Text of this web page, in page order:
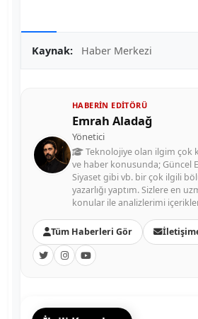
Kaynak: Haber Merkezi
HABERIN EDITÖRÜ
Emrah Aladağ
Yönetici
Teknolojiye olan ilgim çok
ve haber konusunda; Güncel
Siyaset gibi vb. bir çok ilgili
yazarlığı yaptım. Sizlere en
konular ile analizlerimi
Tüm Haberleri Gör